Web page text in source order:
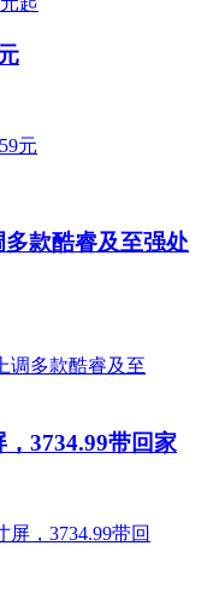
款酷睿及至强处
3734.99带回家